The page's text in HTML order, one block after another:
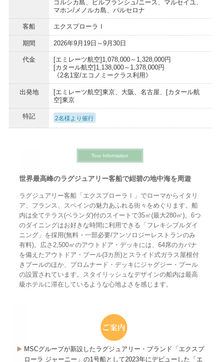
コルシカ島、ビルフランシュ/ニース、マルセイユ、
マホン/メノルカ島、バルセロナ
客船 エクスプローラⅠ
期間 2026年9月19日～9月30日
代金
[エミレーツ航空]1,078,000～1,328,000円
[カタール航空]1,138,000～1,378,000円
《2名1室/エコノミークラス利用》
出発地
[エミレーツ航空]東京、大阪、名古屋、[カタール航
空]東京
特記 2名様より催行
Tour Information
世界最高峰のラグジュアリー客船で紺碧の地中海を周遊
ラグジュアリー客船「エクスプローラⅠ」でローマからイタリ
ア、フランス、スペインの魅力あふれる街々をめぐります。船
内は全てテラス(ベランダ)付のスイートで35㎡(最大280㎡)。6つ
のダイニングはお好きな時間に利用できる「フレキシブルダイ
ニング」を採用(無料・一部必要/アンソロジーレストランのみ
有料)。広さ2,500㎡のアウトドア・デッキには、64席のカバナ
を備えたアウトドア・プール(3カ所)とスライド式ガラス屋根付
きプールのほか、プロムナード・デッキにジャグジー・プール
の設置されています。スタイリッシュなデザインの船内は最高
級ホテルに滞在しているような心地よさを感じます。
MSCグループが新設したラグジュアリー・ブランド「エクスプ
ローラ ジャーニー」の1号船として2023年にデビューした「エ